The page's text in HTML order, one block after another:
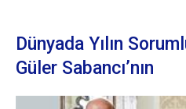
Dünyada Yılın
Güler Sabancı’nın